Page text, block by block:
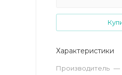
Характеристики
Производитель —